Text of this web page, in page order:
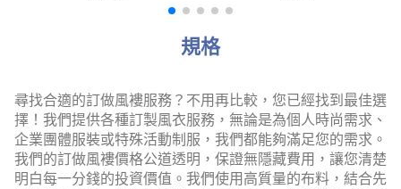
規格
尋找合適的訂做風褸服務？不用再比較，您已經找到最佳選
擇！我們提供各種訂製風衣服務，無論是為個人時尚需求、
企業團體服裝或特殊活動制服，我們都能夠滿足您的需求。
我們的訂做風褸價格公道透明，保證無隱藏費用，讓您清楚
明白每一分錢的投資價值。 我們使用高質量的布料，結合先